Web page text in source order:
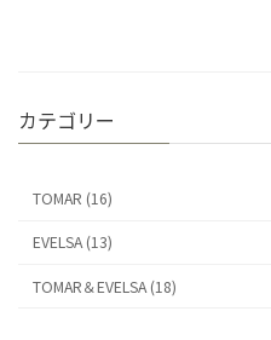
カテゴリー
TOMAR (16)
EVELSA (13)
TOMAR＆EVELSA (18)